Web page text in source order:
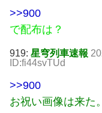
>>900
で配布は？
919: 星穹列車速報
ID:fi44svTUd
>>900
お祝い画像は来た。